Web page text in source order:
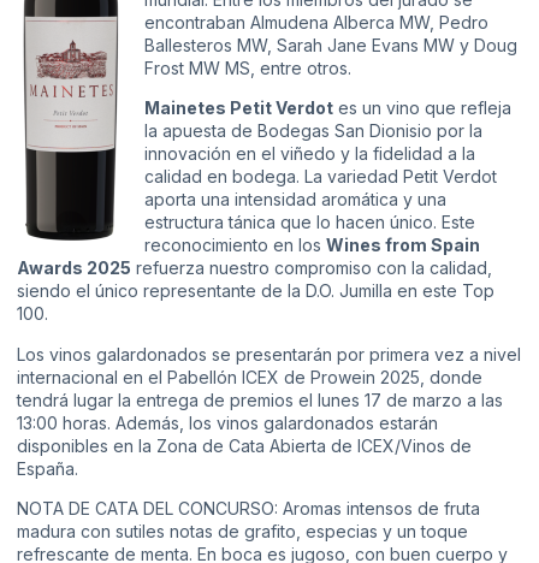
encontraban Almudena Alberca MW, Pedro
Ballesteros MW, Sarah Jane Evans MW y Doug
Frost MW MS, entre otros.
Mainetes Petit Verdot es un vino que refleja
la apuesta de Bodegas San Dionisio por la
innovación en el viñedo y la fidelidad a la
calidad en bodega. La variedad Petit Verdot
aporta una intensidad aromática y una
estructura tánica que lo hacen único. Este
reconocimiento en los Wines from Spain
Awards 2025 refuerza nuestro compromiso con la calidad,
siendo el único representante de la D.O. Jumilla en este Top
100.
Los vinos galardonados se presentarán por primera vez a nivel
internacional en el Pabellón ICEX de Prowein 2025, donde
tendrá lugar la entrega de premios el lunes 17 de marzo a las
13:00 horas. Además, los vinos galardonados estarán
disponibles en la Zona de Cata Abierta de ICEX/Vinos de
España.
NOTA DE CATA DEL CONCURSO: Aromas intensos de fruta
madura con sutiles notas de grafito, especias y un toque
refrescante de menta. En boca es jugoso, con buen cuerpo y